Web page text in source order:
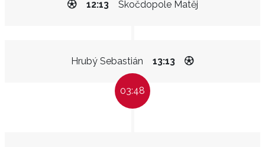
Skočdopole Matěj
12:13
Hrubý Sebastián 13:13
03:48